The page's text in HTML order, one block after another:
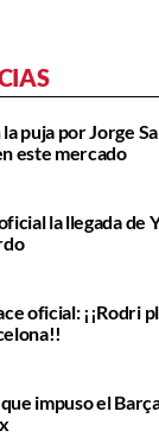
puja por Jorge
este mercado
la llegada de
oficial: ¡¡Rodri
impuso el